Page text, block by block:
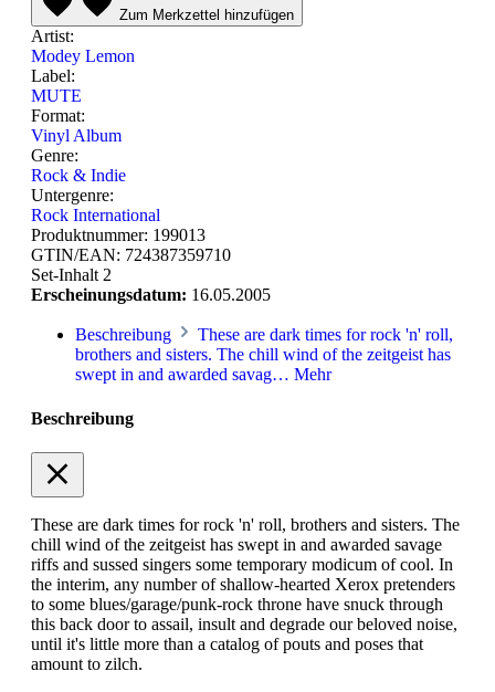
Zum Merkzettel hinzufügen
Artist:
Modey Lemon
Label:
MUTE
Format:
Vinyl Album
Genre:
Rock & Indie
Untergenre:
Rock International
Produktnummer: 199013
GTIN/EAN: 724387359710
Set-Inhalt2
Erscheinungsdatum: 16.05.2005
Beschreibung
These are dark times for rock 'n' roll,
brothers and sisters. The chill wind of the zeitgeist has
swept in and awarded savag… Mehr
Beschreibung
These are dark times for rock 'n' roll, brothers and sisters. The
chill wind of the zeitgeist has swept in and awarded savage
riffs and sussed singers some temporary modicum of cool. In
the interim, any number of shallow-hearted Xerox pretenders
to some blues/garage/punk-rock throne have snuck through
this back door to assail, insult and degrade our beloved noise,
until it's little more than a catalog of pouts and poses that
amount to zilch.